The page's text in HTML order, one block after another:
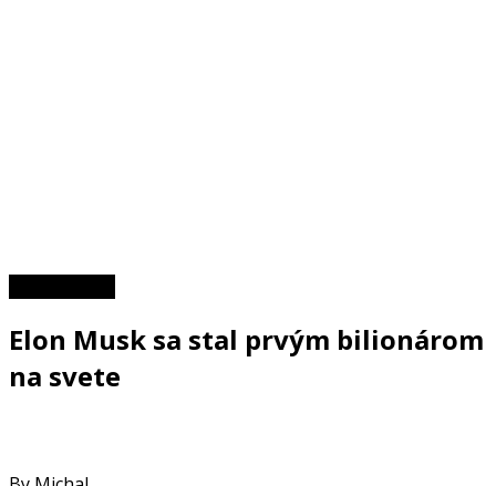
Elon Musk sa stal prvým bilionárom
na svete